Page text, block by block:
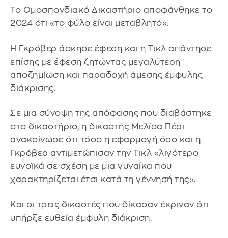
Το Ομοσπονδιακό Δικαστήριο αποφάνθηκε το
2024 ότι «το φύλο είναι μεταβλητό».
Η Γκρόβερ άσκησε έφεση και η Τικλ απάντησε
επίσης με έφεση ζητώντας μεγαλύτερη
αποζημίωση και παραδοχή άμεσης έμφυλης
διάκρισης.
Σε μια σύνοψη της απόφασης που διαβάστηκε
στο δικαστήριο, η δικαστής Μελίσα Πέρι
ανακοίνωσε ότι τόσο η εφαρμογή όσο και η
Γκρόβερ αντιμετώπισαν την Τικλ «λιγότερο
ευνοϊκά σε σχέση με μια γυναίκα που
χαρακτηρίζεται έτσι κατά τη γέννησή της».
Και οι τρεις δικαστές που δίκασαν έκριναν ότι
υπήρξε ευθεία έμφυλη διάκριση.